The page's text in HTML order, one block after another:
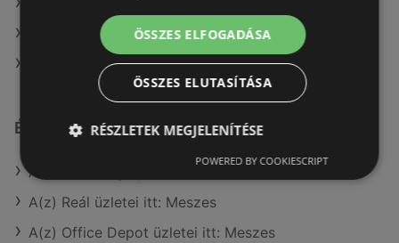
A(z) Spar ajánlatai
A(z) Interspar ajánlatai
Érdeklődésre számot tartó elemek itt:
A(z) OBI Hungary Retail kft üzletei itt: Meszes
A(z) Reál üzletei itt: Meszes
A(z) Office Depot üzletei itt: Meszes
ÖSSZES ELFOGADÁSA
ÖSSZES ELUTASÍTÁSA
RÉSZLETEK MEGJELENÍTÉSE
POWERED BY COOKIESCRIPT